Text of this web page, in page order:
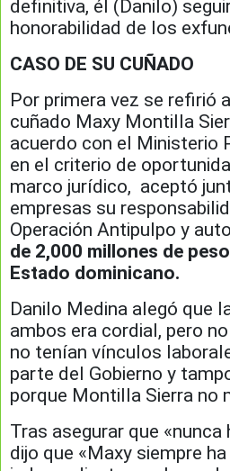
definitiva, él (Danilo)
honorabilidad de los
CASO DE SU CUÑADO
Por primera vez se refirió
cuñado Maxy Montilla
acuerdo con el Ministerio
en el criterio de
marco jurídico, aceptó
empresas su
Operación Antipulpo y
de 2,000 millones de
Estado dominicano.
Danilo Medina alegó que
ambos era cordial, pero
no tenían vínculos
parte del Gobierno y
porque Montilla Sierra no
Tras asegurar que «nunca
dijo que «Maxy siempre